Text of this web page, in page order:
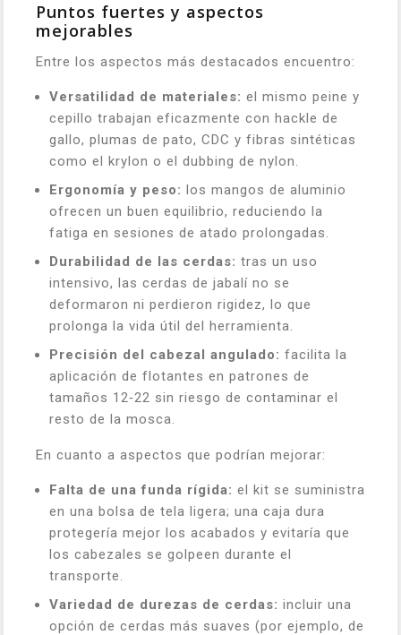
Puntos fuertes y aspectos
mejorables
Entre los aspectos más destacados encuentro:
Versatilidad de materiales: el mismo peine y
cepillo trabajan eficazmente con hackle de
gallo, plumas de pato, CDC y fibras sintéticas
como el krylon o el dubbing de nylon.
Ergonomía y peso: los mangos de aluminio
ofrecen un buen equilibrio, reduciendo la
fatiga en sesiones de atado prolongadas.
Durabilidad de las cerdas: tras un uso
intensivo, las cerdas de jabalí no se
deformaron ni perdieron rigidez, lo que
prolonga la vida útil del herramienta.
Precisión del cabezal angulado: facilita la
aplicación de flotantes en patrones de
tamaños 12‑22 sin riesgo de contaminar el
resto de la mosca.
En cuanto a aspectos que podrían mejorar:
Falta de una funda rígida: el kit se suministra
en una bolsa de tela ligera; una caja dura
protegería mejor los acabados y evitaría que
los cabezales se golpeen durante el
transporte.
Variedad de durezas de cerdas: incluir una
opción de cerdas más suaves (por ejemplo, de